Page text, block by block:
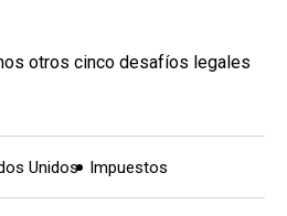
otros cinco desafíos legales
Unidos Impuestos